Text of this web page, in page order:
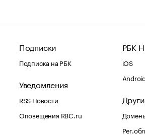
Подписки
Подписка на РБК
Уведомления
RSS Новости
Оповещения RBC.ru
РБК
iOS